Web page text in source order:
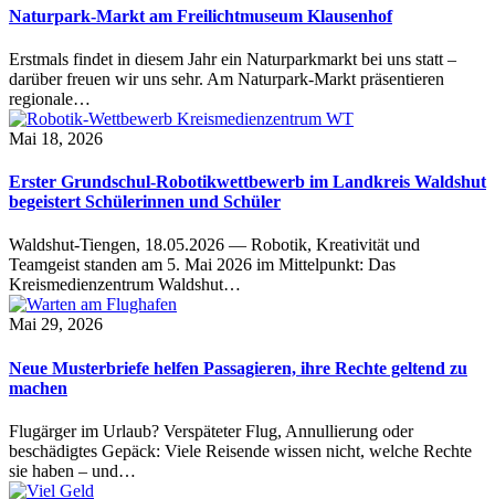
Naturpark-Markt am Freilichtmuseum Klausenhof
Erstmals findet in diesem Jahr ein Naturparkmarkt bei uns statt –
darüber freuen wir uns sehr. Am Naturpark-Markt präsentieren
regionale…
Mai 18, 2026
Erster Grundschul-Robotikwettbewerb im Landkreis Waldshut
begeistert Schülerinnen und Schüler
Waldshut-Tiengen, 18.05.2026 — Robotik, Kreativität und
Teamgeist standen am 5. Mai 2026 im Mittelpunkt: Das
Kreismedienzentrum Waldshut…
Mai 29, 2026
Neue Musterbriefe helfen Passagieren, ihre Rechte geltend zu
machen
Flugärger im Urlaub? Verspäteter Flug, Annullierung oder
beschädigtes Gepäck: Viele Reisende wissen nicht, welche Rechte
sie haben – und…